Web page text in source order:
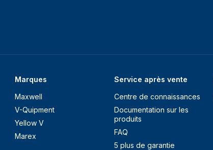
Marques
Maxwell
V-Quipment
Yellow V
Marex
Service après vente
Centre de connaissances
Documentation sur les
produits
FAQ
5 plus de garantie